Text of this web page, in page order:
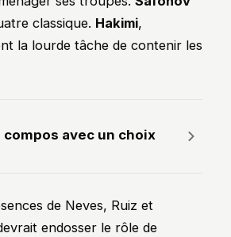
classique. Hakimi,
la lourde tâche de contenir les
compos avec un choix
de Neves, Ruiz et
endosser le rôle de